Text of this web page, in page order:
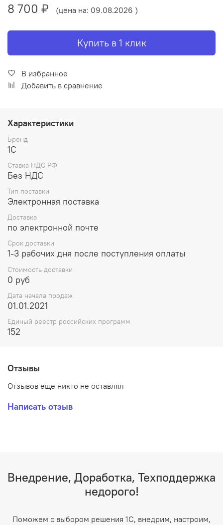
8 700 ₽
(цена на: 09.08.2026 )
Купить в 1 клик
В избранное
Добавить в сравнение
Характеристики
Бренд
1С
Ставка НДС РФ
Без НДС
Тип поставки
Электронная поставка
Доставка
по электронной почте
Срок доставки
1-3 рабочих дня после поступления оплаты
Стоимость доставки
0 руб
Дата начала продаж
01.01.2021
Единый реестр российских программ
152
Отзывы
Отзывов еще никто не оставлял
Написать отзыв
Внедрение, Доработка, Техподдержка
недорого!
Поможем с выбором решения 1С, внедрим, настроим,